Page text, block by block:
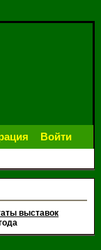
Войти
выставок